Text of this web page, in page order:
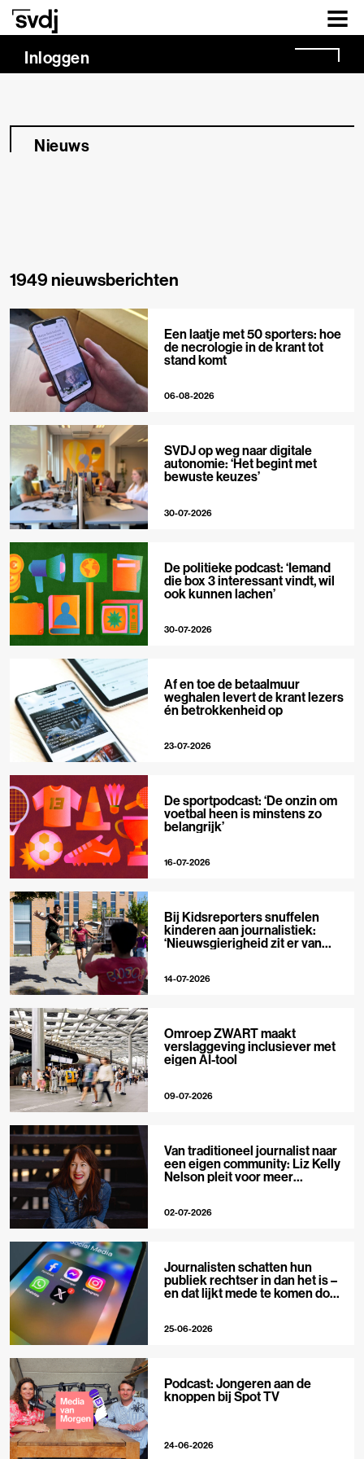
Naar hoofdinhoud
Inloggen
Nieuws
1949 nieuwsberichten
Een laatje met 50 sporters: hoe
de necrologie in de krant tot
stand komt
06-08-2026
SVDJ op weg naar digitale
autonomie: ‘Het begint met
bewuste keuzes’
30-07-2026
De politieke podcast: ‘Iemand
die box 3 interessant vindt, wil
ook kunnen lachen’
30-07-2026
Af en toe de betaalmuur
weghalen levert de krant lezers
én betrokkenheid op
23-07-2026
De sportpodcast: ‘De onzin om
voetbal heen is minstens zo
belangrijk’
16-07-2026
Bij Kidsreporters snuffelen
kinderen aan journalistiek:
‘Nieuwsgierigheid zit er van
14-07-2026
Omroep ZWART maakt
verslaggeving inclusiever met
eigen AI-tool
09-07-2026
Van traditioneel journalist naar
een eigen community: Liz Kelly
Nelson pleit voor meer
02-07-2026
Journalisten schatten hun
publiek rechtser in dan het is –
en dat lijkt mede te komen door
25-06-2026
Podcast: Jongeren aan de
knoppen bij Spot TV
24-06-2026